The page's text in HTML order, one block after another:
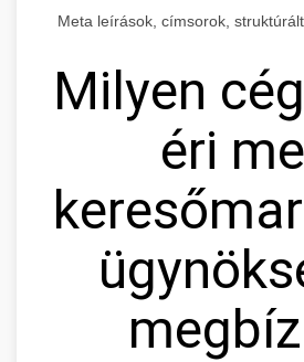
Meta leírások, címsorok,
Milyen
éri